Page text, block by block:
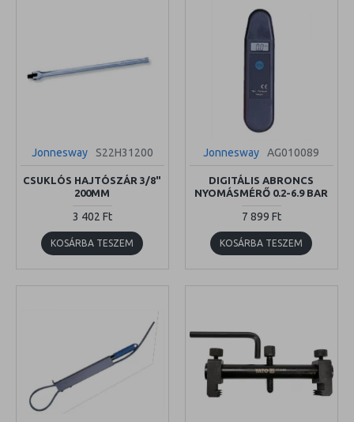
Jonnesway S22H31200
CSUKLÓS HAJTÓSZÁR 3/8"
200MM
3 402 Ft
KOSÁRBA TESZEM
Jonnesway AG010089
DIGITÁLIS ABRONCS
NYOMÁSMÉRŐ 0.2-6.9 BAR
7 899 Ft
KOSÁRBA TESZEM